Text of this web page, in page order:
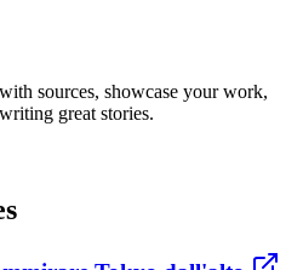
sources, showcase your work,
great stories.